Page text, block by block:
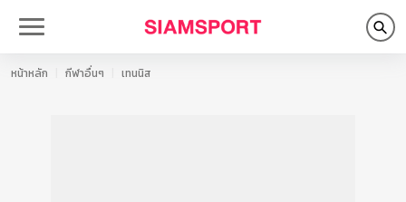
หน้าหลัก กีฬาอื่นๆ เทนนิส